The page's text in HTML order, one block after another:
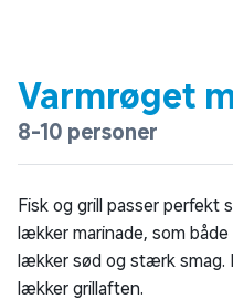
Varmrøget
8-10 personer
Fisk og grill passer perfekt
lækker marinade, som
lækker sød og stærk smag.
lækker grillaften.